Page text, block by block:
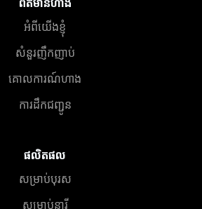
ព័ត៌មានហាង
អំពីយើងខ្ញុំ
សំនួរញឹកញាប់
គោលការណ៍ហាង
ការដឹកជញ្ជូន
ផលិតផល
សម្រាប់បុរស
សម្រាប់នារី